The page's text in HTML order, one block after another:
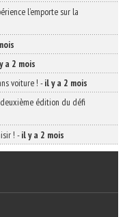
l’emporte sur la
a 2 mois
voiture ! -il y a 2 mois
édition du défi
! -il y a 2 mois